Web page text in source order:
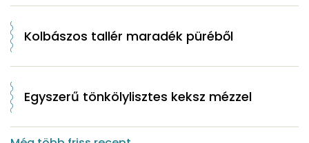
Kolbászos tallér maradék püréből
Egyszerű tönkölylisztes keksz mézzel